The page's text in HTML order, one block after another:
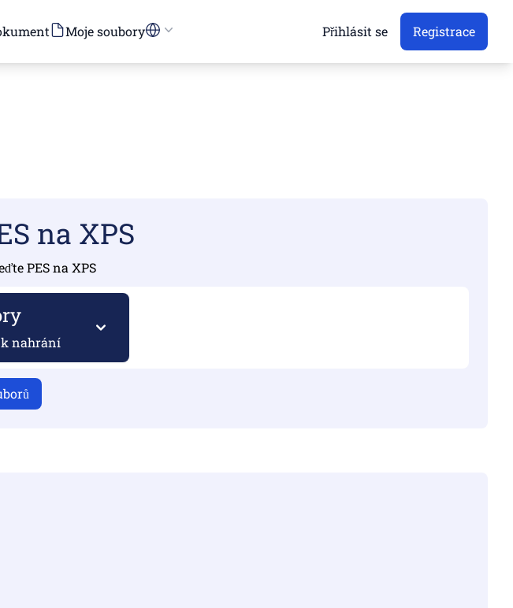
Moje soubory Přihlásit se Registrace
na XPS
PES na XPS
k nahrání